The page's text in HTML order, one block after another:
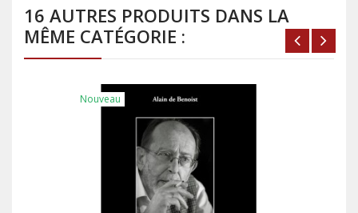
16 AUTRES PRODUITS DANS LA
MÊME CATÉGORIE :
Nouveau